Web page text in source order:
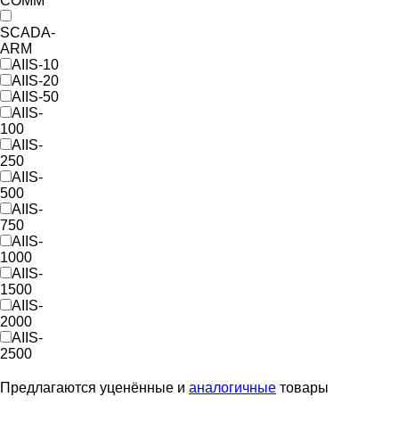
SCADA-
ARM
AIIS-10
AIIS-20
AIIS-50
AIIS-
100
AIIS-
250
AIIS-
500
AIIS-
750
AIIS-
1000
AIIS-
1500
AIIS-
2000
AIIS-
2500
Предлагаются уценённые и аналогичные товары